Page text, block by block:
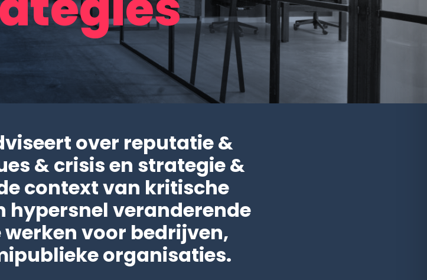
over reputatie &
& crisis en strategie &
context van kritische
hypersnel veranderende
voor bedrijven,
organisaties.